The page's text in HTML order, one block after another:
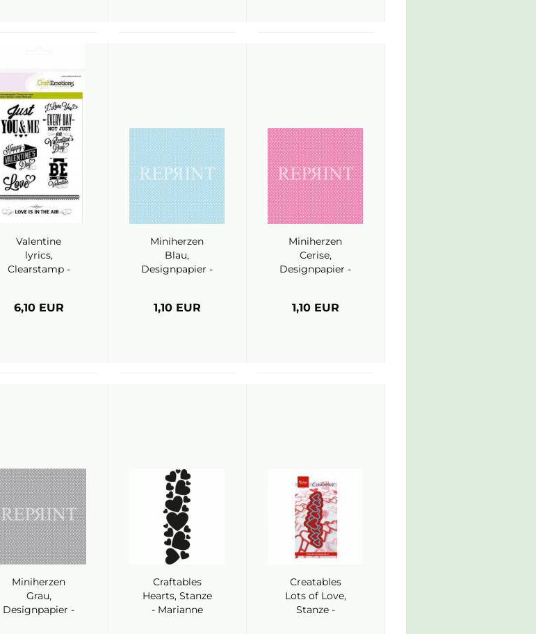
Valentine
lyrics,
Clearstamp -
6,10 EUR
Miniherzen
Blau,
Designpapier -
1,10 EUR
Miniherzen
Cerise,
Designpapier -
1,10 EUR
Miniherzen
Grau,
Designpapier -
Craftables
Hearts, Stanze
- Marianne
Creatables
Lots of Love,
Stanze -